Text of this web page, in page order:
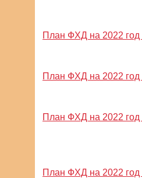
План ФХД на 2022 год
План ФХД на 2022 год
План ФХД на 2022 год
План ФХД на 2022 год